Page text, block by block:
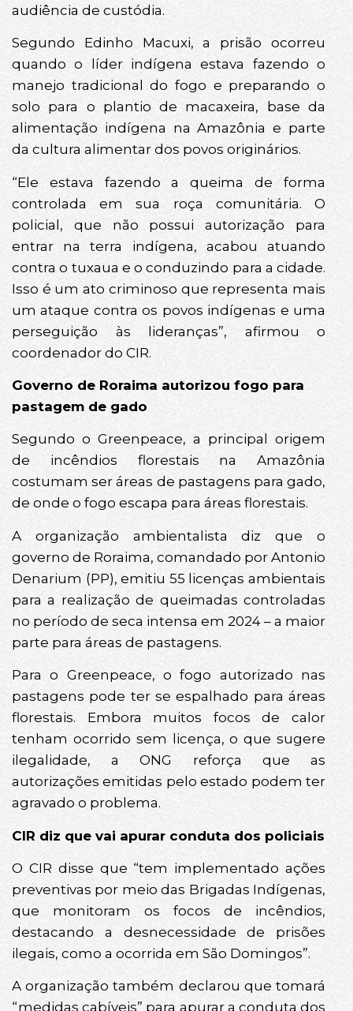
audiência de custódia.
Segundo Edinho Macuxi, a prisão ocorreu
quando o líder indígena estava fazendo o
manejo tradicional do fogo e preparando o
solo para o plantio de macaxeira, base da
alimentação indígena na Amazônia e parte
da cultura alimentar dos povos originários.
“Ele estava fazendo a queima de forma
controlada em sua roça comunitária. O
policial, que não possui autorização para
entrar na terra indígena, acabou atuando
contra o tuxaua e o conduzindo para a cidade.
Isso é um ato criminoso que representa mais
um ataque contra os povos indígenas e uma
perseguição às lideranças”, afirmou o
coordenador do CIR.
Governo de Roraima autorizou fogo para
pastagem de gado
Segundo o Greenpeace, a principal origem
de incêndios florestais na Amazônia
costumam ser áreas de pastagens para gado,
de onde o fogo escapa para áreas florestais.
A organização ambientalista diz que o
governo de Roraima, comandado por Antonio
Denarium (PP), emitiu 55 licenças ambientais
para a realização de queimadas controladas
no período de seca intensa em 2024 – a maior
parte para áreas de pastagens.
Para o Greenpeace, o fogo autorizado nas
pastagens pode ter se espalhado para áreas
florestais. Embora muitos focos de calor
tenham ocorrido sem licença, o que sugere
ilegalidade, a ONG reforça que as
autorizações emitidas pelo estado podem ter
agravado o problema.
CIR diz que vai apurar conduta dos policiais
O CIR disse que “tem implementado ações
preventivas por meio das Brigadas Indígenas,
que monitoram os focos de incêndios,
destacando a desnecessidade de prisões
ilegais, como a ocorrida em São Domingos”.
A organização também declarou que tomará
“medidas cabíveis” para apurar a conduta dos